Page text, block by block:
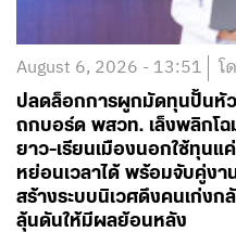
August 6, 2026 - 13:51 โ
ปลดล็อกการผูกมัดทุนปั้นหัว
ถกบอร์ด พสวท. เล็งพลิกโ
ยาว-เรียนเมืองนอกใช้ทุนแ
หย่อนเวลาได้ พร้อมจับคู่งา
สร้างระบบนิเวศดึงคนเก่งก
ลุ้นดันให้มีผลย้อนหลัง